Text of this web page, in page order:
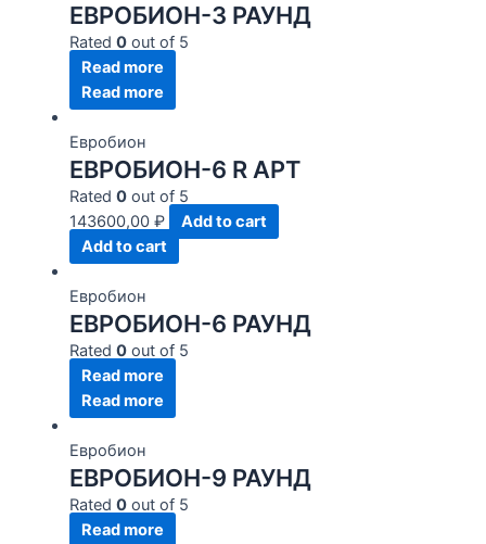
ЕВРОБИОН-3 РАУНД
Rated 0out of 5
Read more
Read more
Евробион
ЕВРОБИОН-6 R АРТ
Rated 0out of 5
143600,00 ₽
Add to cart
Add to cart
Евробион
ЕВРОБИОН-6 РАУНД
Rated 0out of 5
Read more
Read more
Евробион
ЕВРОБИОН-9 РАУНД
Rated 0out of 5
Read more